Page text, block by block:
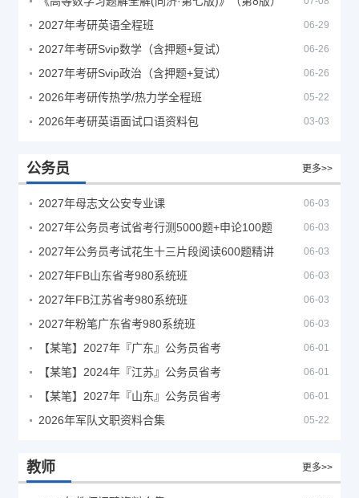
2027年考研英语全程班 06-29
2027年考研Svip数学（含押题+复试） 06-26
2027年考研Svip政治（含押题+复试） 06-26
2026年考研传热学/热力学全程班 05-22
2026年考研英语面试口语资料包 03-03
公务员 更多>>
2027年母志文公安专业课 06-03
2027年公务员考试省考行测5000题+申论100题 06-03
2027年公务员考试花生十三片段阅读600题精讲 06-03
2027年FB山东省考980系统班 06-03
2027年FB江苏省考980系统班 06-03
2027年粉笔广东省考980系统班 06-03
【某笔】2027年『广东』公务员省考 06-01
【某笔】2024年『江苏』公务员省考 06-01
【某笔】2027年『山东』公务员省考 06-01
2026年军队文职资料合集 05-22
教师 更多>>